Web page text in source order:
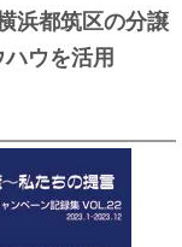
浜都筑区の分譲
ウを活用